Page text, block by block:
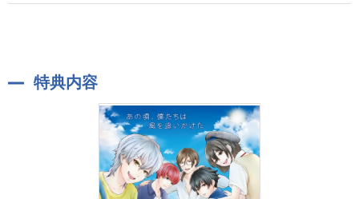
特典内容